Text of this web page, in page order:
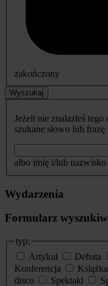
zakończony
Wyszukaj
Jeżeli nie znalazłeś
szukane słowo lub frazę
albo imię i/lub
Wydarzenia
Formularz
typ:
Artykuł
Debata
Konferencja
Książka
disco
Spektakl